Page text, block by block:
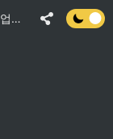
1월 5일 업데이트 내용